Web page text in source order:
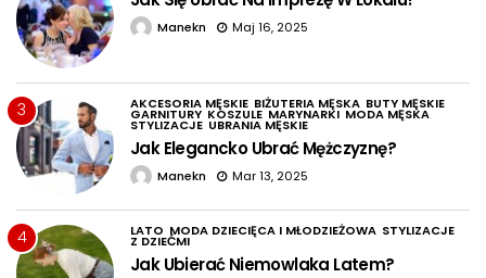
Manekn Maj 16, 2025
3 AKCESORIA MĘSKIE BIŻUTERIA MĘSKA BUTY MĘSKIE
GARNITURY KOSZULE MARYNARKI MODA MĘSKA
STYLIZACJE UBRANIA MĘSKIE
Jak Elegancko Ubrać Mężczyznę?
Manekn Mar 13, 2025
4 LATO MODA DZIECIĘCA I MŁODZIEŻOWA STYLIZACJE
Z DZIEĆMI
Jak Ubierać Niemowlaka Latem?